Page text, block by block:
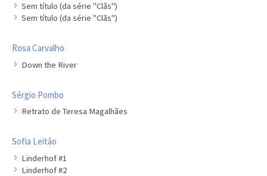
Sem título (da série "Clãs")
Sem título (da série "Clãs")
Rosa Carvalho
Down the River
Sérgio Pombo
Retrato de Teresa Magalhães
Sofia Leitão
Linderhof #1
Linderhof #2